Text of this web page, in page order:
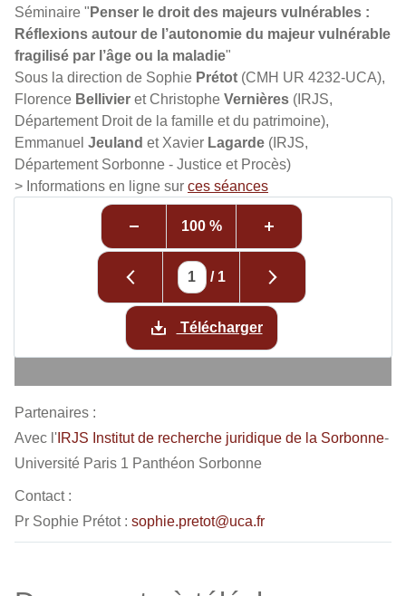
Séminaire " Penser le droit des majeurs vulnérables :
Réflexions autour de l’autonomie du majeur vulnérable
fragilisé par l’âge ou la maladie"
Sous la direction de Sophie Prétot (CMH UR 4232-UCA),
Florence Bellivier et Christophe Vernières (IRJS,
Département Droit de la famille et du patrimoine),
Emmanuel Jeuland et Xavier Lagarde (IRJS,
Département Sorbonne - Justice et Procès)
> Informations en ligne sur ces séances
100 %
/ 1
Télécharger
Partenaires :
Avec l' IRJS Institut de recherche juridique de la Sorbonne-
Université Paris 1 Panthéon Sorbonne
Contact :
Pr Sophie Prétot : sophie.pretot@uca.fr